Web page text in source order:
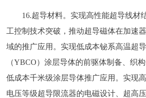
16.超导材料。实现高性能超导线材
工控制技术突破，推动超导磁体在加速
域的推广应用。实现低成本铋系高温超
（YBCO）涂层导体的前驱体制备、织
低成本千米级涂层导体推广应用。实现
电压等级超导限流器的电磁设计、超高